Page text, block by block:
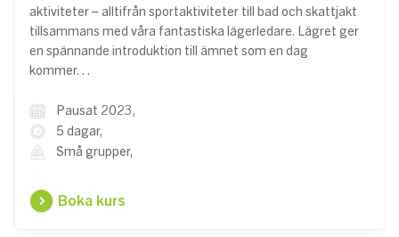
aktiviteter – alltifrån sportaktiviteter till bad och skattjakt
tillsammans med våra fantastiska lägerledare. Lägret ger
en spännande introduktion till ämnet som en dag
kommer…
Pausat 2023,
5 dagar,
Små grupper,
Boka kurs